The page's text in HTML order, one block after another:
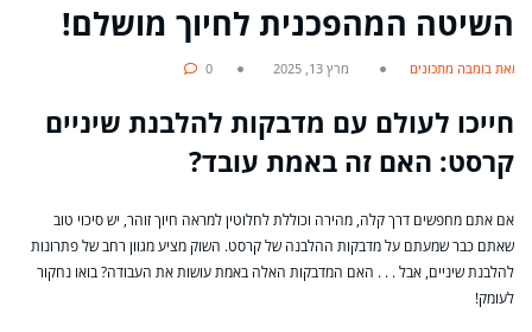
השיטה המהפכנית לחיוך מושלם!
מאת בומבה מתכונים מרץ 13, 2025 0
חייכו לעולם עם מדבקות להלבנת שיניים
קרסט: האם זה באמת עובד?
אם אתם מחפשים דרך קלה, מהירה וכוללת לחלוטין למראה חיוך זוהר, יש סיכוי טוב
שאתם כבר שמעתם על מדבקות ההלבנה של קרסט. השוק מציע מגוון רחב של פתרונות
להלבנת שיניים, אבל . . . האם המדבקות האלה באמת עושות את העבודה? בואו נחקור
לעומק!